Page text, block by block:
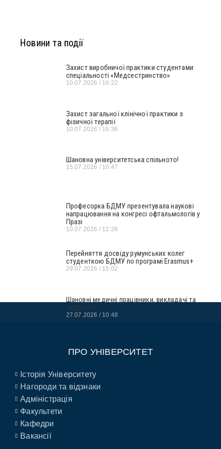
Новини та події
Захист виробничої практики студентами
спеціальності «Медсестринство»
10.07.2026 16:22
Захист загальної клінічної практики з
фізичної терапії
10.07.2026 16:36
Шановна університетська спільното!
15.07.2026 10:47
Професорка БДМУ презентувала наукові
напрацювання на конгресі офтальмологів у
Празі
10.07.2026 12:26
Перейняття досвіду румунських колег
студенткою БДМУ по програмі Erasmus+
29.07.2026 15:02
Шановні медичні працівники, викладачі та
студенти!
27.07.2026 10:48
ПРО УНІВЕРСИТЕТ
Історія Університету
Нагороди та відзнаки
Адміністрація
Факультети
Кафедри
Вакансії